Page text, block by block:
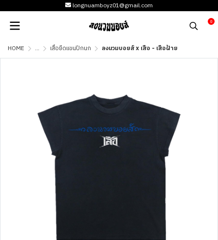
longnuamboyz01@gmail.com
0
HOME ... เสื้อยืดแขนปีกนก ลงนวมบอยส์ x เสือ - เสือฝ้าย